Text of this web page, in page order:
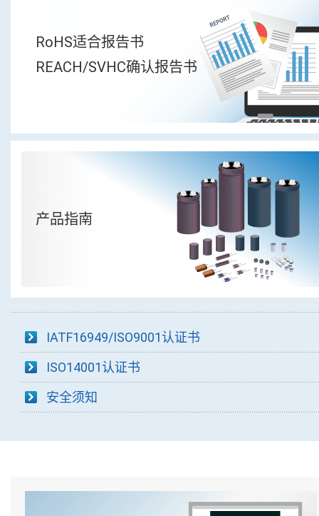
RoHS适合报告书
REACH/SVHC确认报告书
产品指南
IATF16949/ISO9001认证书
ISO14001认证书
安全须知